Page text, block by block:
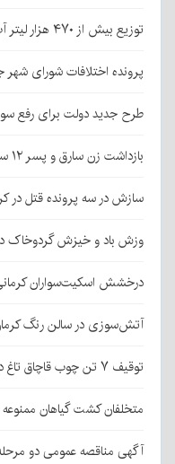
توزیع بیش از ۴۷۰ هزار لیتر آب میان عزاداران جامانده اربعین در کرمان
پرونده اختلافات شورای
طرح جدید دولت برای رفع
بازداشت زن سارق و پسر ۱۲ ساله‌اش در کرمان
سازش در سه پرونده قتل در
وزش باد و خیزش گردوخاک
درخشش اسکیت‌سواران
آتش‌سوزی در سالن رنگ
توقیف ۷ تن چوب قاچاق تاغ در رفسنجان
متخلفان کشت گیاهان
آگهی مناقصه عمومی دو مرحله‌ای به شماره